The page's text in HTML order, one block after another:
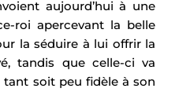
aujourd’hui à une
roi apercevant la belle
la séduire à lui offrir la
tandis que celle-ci va
soit peu fidèle à son